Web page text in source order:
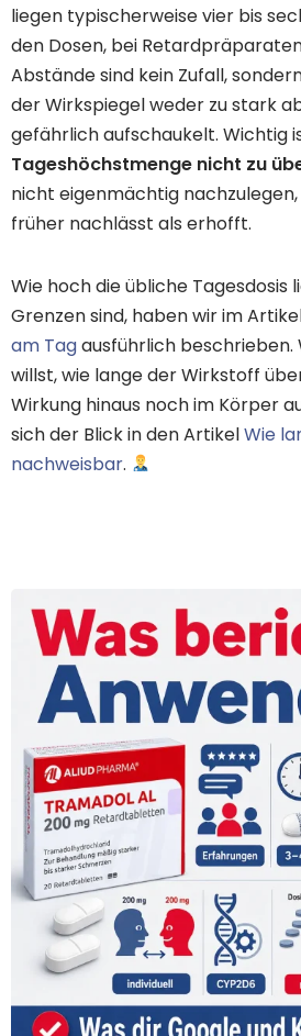
liegen typischerweise vier bis
den Dosen, bei
Abstände sind kein Zufall,
der Wirkspiegel weder zu stark
gefährlich aufschaukelt. Wichtig
Tageshöchstmenge nicht zu
nicht eigenmächtig
früher nachlässt als erhofft.
Wie hoch die übliche Tagesdosis
Grenzen sind, haben wir im
am Tagausführlich beschrieben.
willst, wie lange der Wirkstoff
Wirkung hinaus noch im Körper
sich der Blick in den ArtikelWie
nachweisbar.